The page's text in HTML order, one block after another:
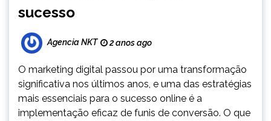
sucesso
Agencia NKT 2 anos ago
O marketing digital passou por uma transformação
significativa nos últimos anos, e uma das estratégias
mais essenciais para o sucesso online é a
implementação eficaz de funis de conversão. O que